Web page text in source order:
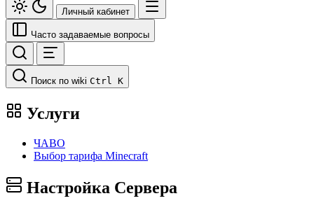
Личный кабинет
Часто задаваемые вопросы
Поиск по wiki Ctrl K
Услуги
ЧАВО
Выбор тарифа Minecraft
Настройка Сервера